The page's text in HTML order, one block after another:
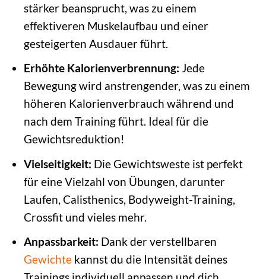
stärker beansprucht, was zu einem
effektiveren Muskelaufbau und einer
gesteigerten Ausdauer führt.
Erhöhte Kalorienverbrennung: Jede
Bewegung wird anstrengender, was zu einem
höheren Kalorienverbrauch während und
nach dem Training führt. Ideal für die
Gewichtsreduktion!
Vielseitigkeit: Die Gewichtsweste ist perfekt
für eine Vielzahl von Übungen, darunter
Laufen, Calisthenics, Bodyweight-Training,
Crossfit und vieles mehr.
Anpassbarkeit: Dank der verstellbaren
Gewichtekannst du die Intensität deines